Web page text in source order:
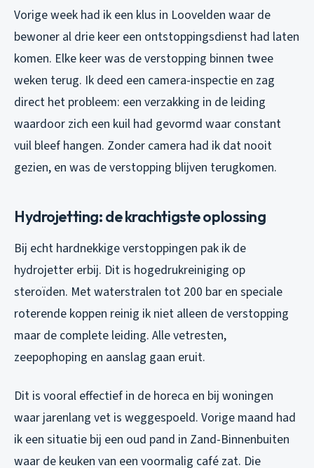
Vorige week had ik een klus in Loovelden waar de
bewoner al drie keer een ontstoppingsdienst had laten
komen. Elke keer was de verstopping binnen twee
weken terug. Ik deed een camera-inspectie en zag
direct het probleem: een verzakking in de leiding
waardoor zich een kuil had gevormd waar constant
vuil bleef hangen. Zonder camera had ik dat nooit
gezien, en was de verstopping blijven terugkomen.
Hydrojetting: de krachtigste oplossing
Bij echt hardnekkige verstoppingen pak ik de
hydrojetter erbij. Dit is hogedrukreiniging op
steroïden. Met waterstralen tot 200 bar en speciale
roterende koppen reinig ik niet alleen de verstopping
maar de complete leiding. Alle vetresten,
zeepophoping en aanslag gaan eruit.
Dit is vooral effectief in de horeca en bij woningen
waar jarenlang vet is weggespoeld. Vorige maand had
ik een situatie bij een oud pand in Zand-Binnenbuiten
waar de keuken van een voormalig café zat. Die